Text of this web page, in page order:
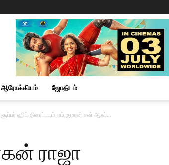
ஆரோக்கியம் ஜோதிடம்
ஹிட் திரைப்படம் எம்.குமரன் சன் ஆஃப்...
ராஜா